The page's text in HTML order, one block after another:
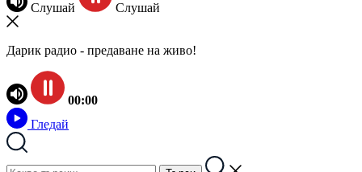
Слушай Слушай
Дарик радио - предаване на живо!
00:00
Гледай